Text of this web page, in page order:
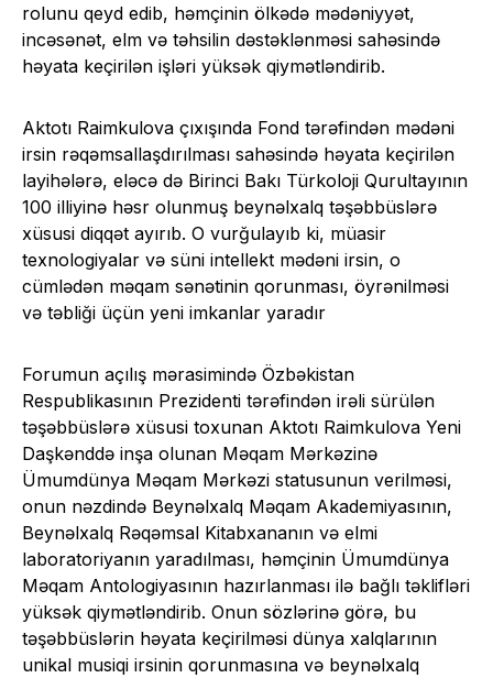
rolunu qeyd edib, həmçinin ölkədə mədəniyyət,
incəsənət, elm və təhsilin dəstəklənməsi sahəsində
həyata keçirilən işləri yüksək qiymətləndirib.
Aktotı Raimkulova çıxışında Fond tərəfindən mədəni
irsin rəqəmsallaşdırılması sahəsində həyata keçirilən
layihələrə, eləcə də Birinci Bakı Türkoloji Qurultayının
100 illiyinə həsr olunmuş beynəlxalq təşəbbüslərə
xüsusi diqqət ayırıb. O vurğulayıb ki, müasir
texnologiyalar və süni intellekt mədəni irsin, o
cümlədən məqam sənətinin qorunması, öyrənilməsi
və təbliği üçün yeni imkanlar yaradır
Forumun açılış mərasimində Özbəkistan
Respublikasının Prezidenti tərəfindən irəli sürülən
təşəbbüslərə xüsusi toxunan Aktotı Raimkulova Yeni
Daşkənddə inşa olunan Məqam Mərkəzinə
Ümumdünya Məqam Mərkəzi statusunun verilməsi,
onun nəzdində Beynəlxalq Məqam Akademiyasının,
Beynəlxalq Rəqəmsal Kitabxananın və elmi
laboratoriyanın yaradılması, həmçinin Ümumdünya
Məqam Antologiyasının hazırlanması ilə bağlı təklifləri
yüksək qiymətləndirib. Onun sözlərinə görə, bu
təşəbbüslərin həyata keçirilməsi dünya xalqlarının
unikal musiqi irsinin qorunmasına və beynəlxalq